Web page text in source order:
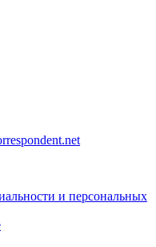
и персональных